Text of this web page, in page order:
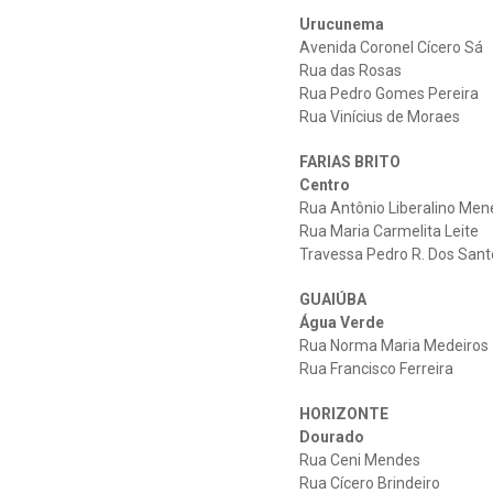
Urucunema
Avenida Coronel Cícero Sá
Rua das Rosas
Rua Pedro Gomes Pereira
Rua Vinícius de Moraes
FARIAS BRITO
Centro
Rua Antônio Liberalino
Rua Maria Carmelita Leite
Travessa Pedro R. Dos
GUAIÚBA
Água Verde
Rua Norma Maria Medeiros
Rua Francisco Ferreira
HORIZONTE
Dourado
Rua Ceni Mendes
Rua Cícero Brindeiro